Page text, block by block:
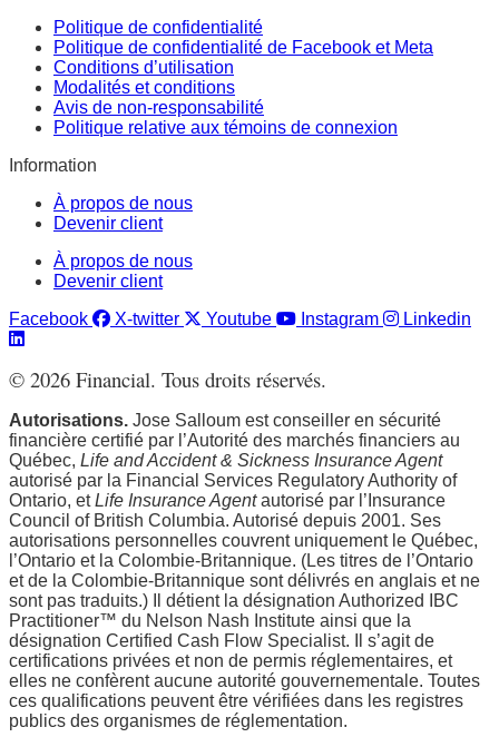
Politique de confidentialité
Politique de confidentialité de Facebook et Meta
Conditions d’utilisation
Modalités et conditions
Avis de non-responsabilité
Politique relative aux témoins de connexion
Information
À propos de nous
Devenir client
À propos de nous
Devenir client
Facebook
X-twitter Youtube Instagram Linkedin
© 2026 Financial. Tous droits réservés.
Autorisations. Jose Salloum est conseiller en sécurité
financière certifié par l’Autorité des marchés financiers au
Québec, Life and Accident & Sickness Insurance Agent
autorisé par la Financial Services Regulatory Authority of
Ontario, etLife Insurance Agentautorisé par l’Insurance
Council of British Columbia. Autorisé depuis 2001. Ses
autorisations personnelles couvrent uniquement le Québec,
l’Ontario et la Colombie-Britannique. (Les titres de l’Ontario
et de la Colombie-Britannique sont délivrés en anglais et ne
sont pas traduits.) Il détient la désignation Authorized IBC
Practitioner™ du Nelson Nash Institute ainsi que la
désignation Certified Cash Flow Specialist. Il s’agit de
certifications privées et non de permis réglementaires, et
elles ne confèrent aucune autorité gouvernementale. Toutes
ces qualifications peuvent être vérifiées dans les registres
publics des organismes de réglementation.